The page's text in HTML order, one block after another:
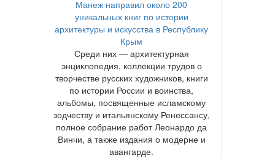
Манеж направил около 200
уникальных книг по истории
архитектуры и искусства в Республику
Крым
Среди них — архитектурная
энциклопедия, коллекции трудов о
творчестве русских художников, книги
по истории России и воинства,
альбомы, посвященные исламскому
зодчеству и итальянскому Ренессансу,
полное собрание работ Леонардо да
Винчи, а также издания о модерне и
авангарде.